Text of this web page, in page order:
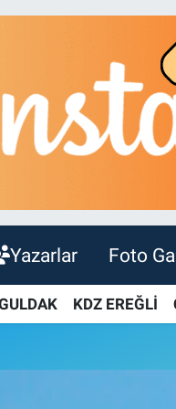
Yazarlar Foto
KDZ EREĞLİ